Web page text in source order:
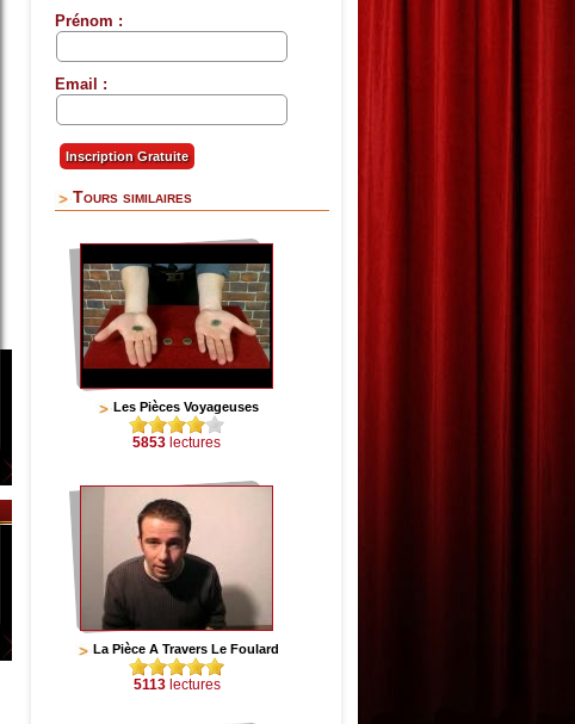
Prénom :
Email :
Tours similaires
Les Pièces Voyageuses
5853 lectures
La Pièce A Travers Le Foulard
5113lectures